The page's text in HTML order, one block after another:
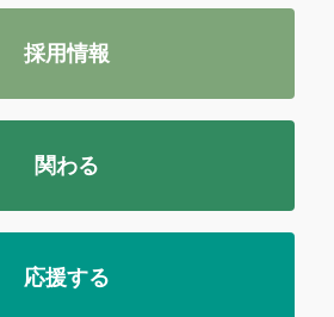
採用情報
関わる
応援する